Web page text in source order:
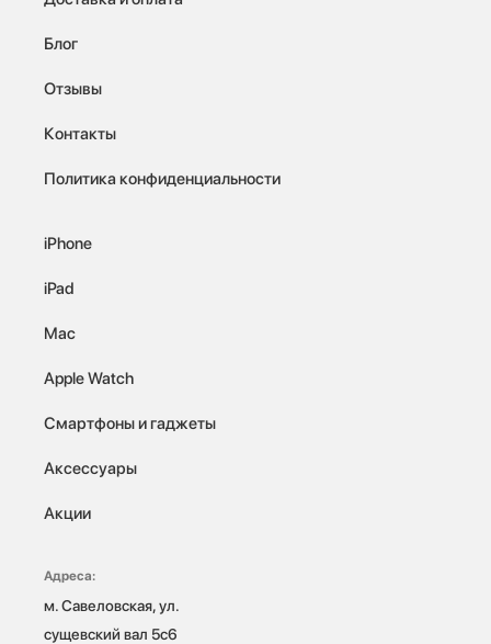
Блог
Отзывы
Контакты
Политика конфиденциальности
iPhone
iPad
Mac
Apple Watch
Смартфоны и гаджеты
Аксессуары
Акции
Адреса:
м. Савеловская, ул.
сущевский вал 5с6